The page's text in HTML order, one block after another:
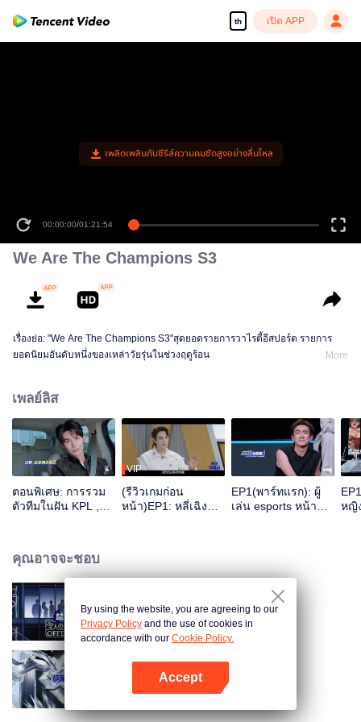
th เปิด APP
เพลิดเพลินกับซีรีส์ความคมชัดสูงอย่างลื่นไหล
00:00:00/01:21:54
We Are The Champions S3
เรื่องย่อ: "We Are The Champions S3"สุดยอดรายการวาไรตี้อีสปอร์ต รายการ
ยอดนิยมอันดับหนึ่งของเหล่าวัยรุ่นในช่วงฤดูร้อน
More
เพลย์ลิส
ตอนพิเศษ: การรวม
ตัวทีมในฝัน KPL ,
คน
VIP
(รีวิวเกมก่อน
หน้า)EP1: หลี่เฉิงซ่
EP1(พาร์ทแรก): ผู้
เล่น esports หน้า
หญิ
คุณอาจจะชอบ
An Exciting Offer S6
We Are The Champions S4
By using the website, you are agreeing to our
Privacy Policy and the use of cookies in
accordance with our Cookie Policy.
Accept